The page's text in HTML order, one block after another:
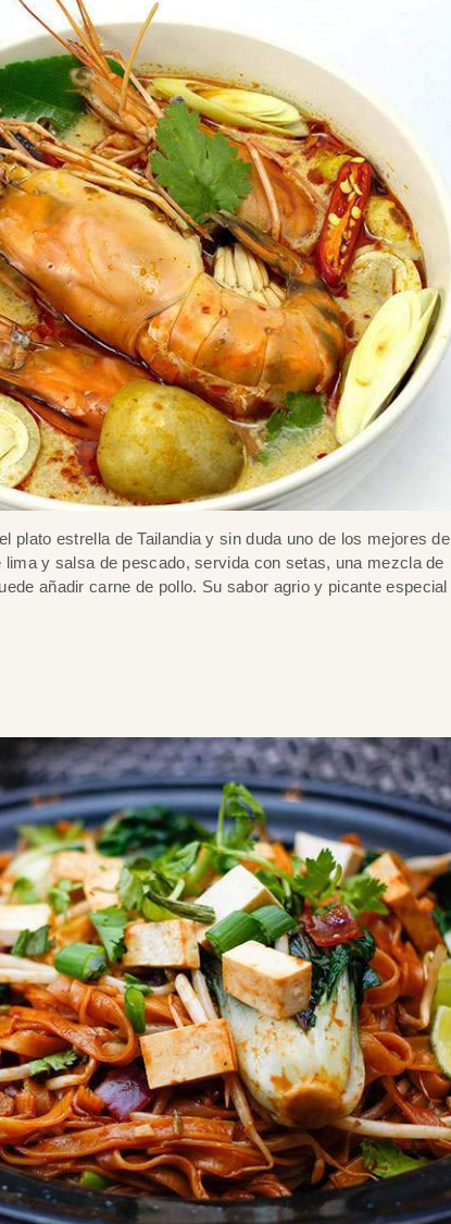
plato estrella de Tailandia y sin duda uno de los mejores de
y salsa de pescado, servida con setas, una mezcla de
añadir carne de pollo. Su sabor agrio y picante especial